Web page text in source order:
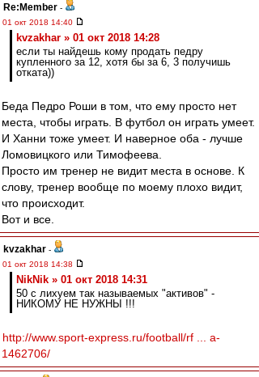
Re:Member -
01 окт 2018 14:40
kvzakhar » 01 окт 2018 14:28
если ты найдешь кому продать педру
купленного за 12, хотя бы за 6, 3 получишь
отката))
Беда Педро Роши в том, что ему просто нет
места, чтобы играть. В футбол он играть умеет.
И Ханни тоже умеет. И наверное оба - лучше
Ломовицкого или Тимофеева.
Просто им тренер не видит места в основе. К
слову, тренер вообще по моему плохо видит,
что происходит.
Вот и все.
kvzakhar -
01 окт 2018 14:38
NikNik » 01 окт 2018 14:31
50 с лихуем так называемых "активов" -
НИКОМУ НЕ НУЖНЫ !!!
http://www.sport-express.ru/football/rf ... a-
1462706/